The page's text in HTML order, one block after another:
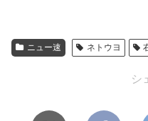
ニュー速 ネトウヨ
シ